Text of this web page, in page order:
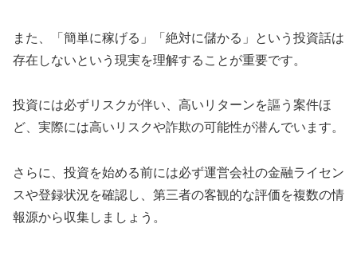
また、「簡単に稼げる」「絶対に儲かる」という投資話は
存在しないという現実を理解することが重要です。
投資には必ずリスクが伴い、高いリターンを謳う案件ほ
ど、実際には高いリスクや詐欺の可能性が潜んでいます。
さらに、投資を始める前には必ず運営会社の金融ライセン
スや登録状況を確認し、第三者の客観的な評価を複数の情
報源から収集しましょう。